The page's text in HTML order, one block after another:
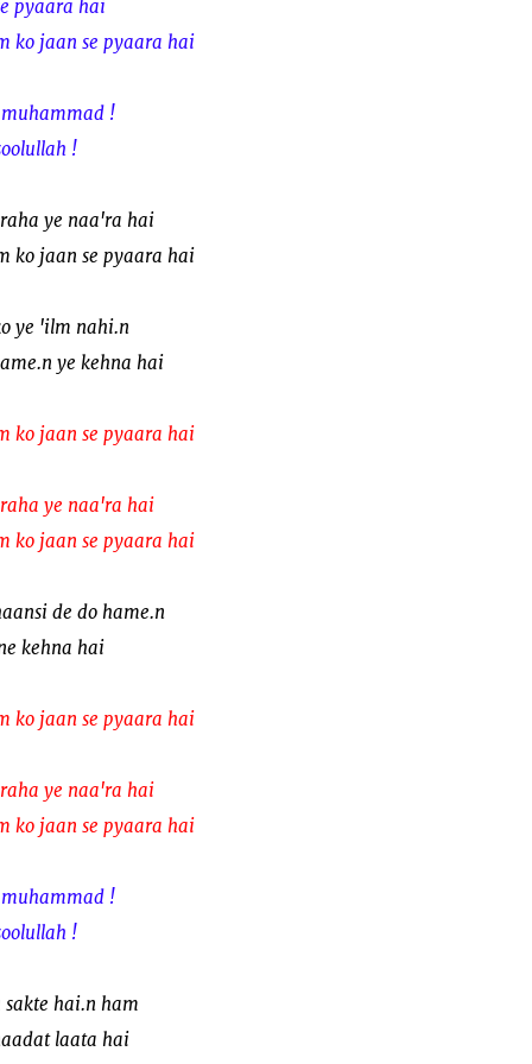
pyaara hai
ko jaan se pyaara hai
!
!
ye naa'ra hai
ko jaan se pyaara hai
ye 'ilm nahi.n
ye kehna hai
ko jaan se pyaara hai
ye naa'ra hai
ko jaan se pyaara hai
de do hame.n
kehna hai
ko jaan se pyaara hai
ye naa'ra hai
ko jaan se pyaara hai
!
!
hai.n ham
laata hai